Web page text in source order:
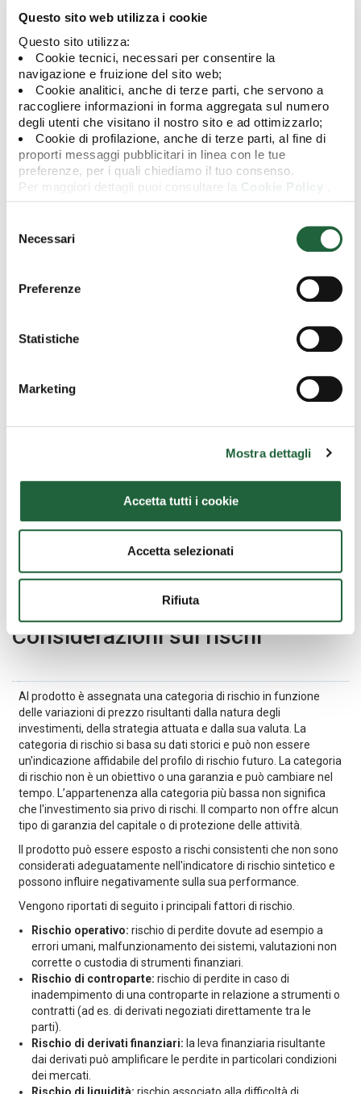
Questo sito web utilizza i cookie
Questo sito utilizza:
Cookie tecnici, necessari per consentire la
navigazione e fruizione del sito web;
Cookie analitici, anche di terze parti, che servono a
raccogliere informazioni in forma aggregata sul numero
degli utenti che visitano il nostro sito e ad ottimizzarlo;
Cookie di profilazione, anche di terze parti, al fine di
proporti messaggi pubblicitari in linea con le tue
preferenze, per i quali chiediamo il tuo consenso.
Per maggiori dettagli puoi consultare la Cookie Policy
"Rifiuta".
delNecessari
Preferenze
Statistiche
Marketing
Mostra dettagli
Accetta tutti i cookie
Accetta selezionati
Rifiuta
Commissioni di
sottoscrizione
Non previste
Commissioni di switch 0,50%
Incidenza annuale dei
costi in caso di
mantenimento del
0,80%
Altre informazioni
Euro 1.000.000,00
Valore Quota (07/08/2026) 23,1110 €
Considerazioni sui rischi
Al prodotto è assegnata una categoria di rischio in funzione
delle variazioni di prezzo risultanti dalla natura degli
investimenti, della strategia attuata e dalla sua valuta. La
categoria di rischio si basa su dati storici e può non essere
un'indicazione affidabile del profilo di rischio futuro. La categoria
di rischio non è un obiettivo o una garanzia e può cambiare nel
tempo. L’appartenenza alla categoria più bassa non significa
che l'investimento sia privo di rischi. Il comparto non offre alcun
tipo di garanzia del capitale o di protezione delle attività.
Il prodotto può essere esposto a rischi consistenti che non sono
considerati adeguatamente nell'indicatore di rischio sintetico e
possono influire negativamente sulla sua performance.
Vengono riportati di seguito i principali fattori di rischio.
Rischio operativo: rischio di perdite dovute ad esempio a
errori umani, malfunzionamento dei sistemi, valutazioni non
corrette o custodia di strumenti finanziari.
Rischio di controparte: rischio di perdite in caso di
inadempimento di una controparte in relazione a strumenti o
contratti (ad es. di derivati negoziati direttamente tra le
parti).
Rischio di derivati finanziari: la leva finanziaria risultante
dai derivati può amplificare le perdite in particolari condizioni
dei mercati.